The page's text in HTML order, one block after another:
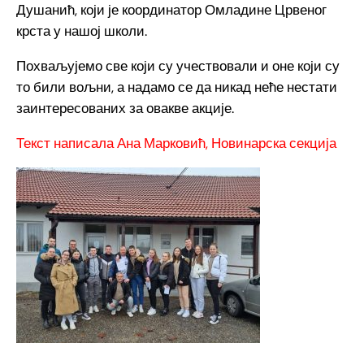
Душанић, који је координатор Омладине Црвеног
крста у нашој школи.
Похваљујемо све који су учествовали и оне који су
то били вољни, а надамо се да никад неће нестати
заинтересованих за овакве акције.
Текст написала Ана Марковић, Новинарска секција